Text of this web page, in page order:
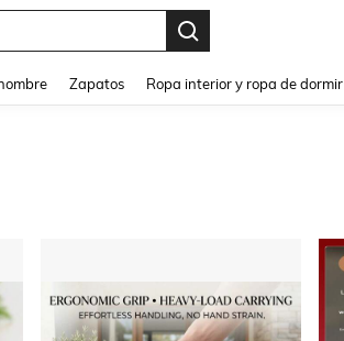
Zapatos Ropa interior y ropa de dormir